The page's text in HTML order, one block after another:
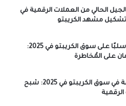
الحالي من العملات الرقمية في
الركود الاقتصادي العالمي يُؤثر سلبًا على سوق الكريبتو في 2025:
على المُخاطرة
الاحتيال والاختراقات تُزعزع الثقة في سوق الكريبتو في 2025: شبح